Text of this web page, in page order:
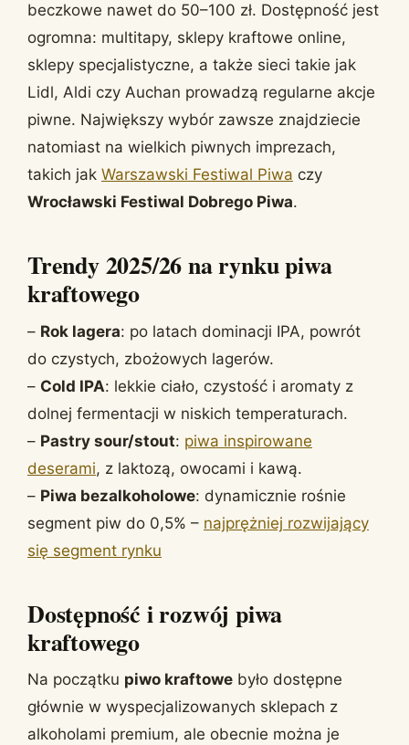
beczkowe nawet do 50–100 zł. Dostępność jest
ogromna: multitapy, sklepy kraftowe online,
sklepy specjalistyczne, a także sieci takie jak
Lidl, Aldi czy Auchan prowadzą regularne akcje
piwne. Największy wybór zawsze znajdziecie
natomiast na wielkich piwnych imprezach,
takich jak Warszawski Festiwal Piwa czy
Wrocławski Festiwal Dobrego Piwa.
Trendy 2025/26 na rynku piwa
kraftowego
– Rok lagera: po latach dominacji IPA, powrót
do czystych, zbożowych lagerów.
– Cold IPA: lekkie ciało, czystość i aromaty z
dolnej fermentacji w niskich temperaturach.
– Pastry sour/stout: piwa inspirowane
deserami, z laktozą, owocami i kawą.
– Piwa bezalkoholowe: dynamicznie rośnie
segment piw do 0,5% – najprężniej rozwijający
się segment rynku
Dostępność i rozwój piwa
kraftowego
Na początku piwo kraftowe było dostępne
głównie w wyspecjalizowanych sklepach z
alkoholami premium, ale obecnie można je